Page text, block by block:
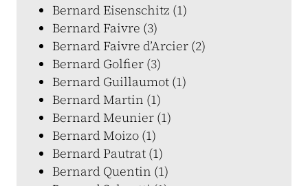
Bernard Eisenschitz (1)
Bernard Faivre (3)
Bernard Faivre d’Arcier (2)
Bernard Golfier (3)
Bernard Guillaumot (1)
Bernard Martin (1)
Bernard Meunier (1)
Bernard Moizo (1)
Bernard Pautrat (1)
Bernard Quentin (1)